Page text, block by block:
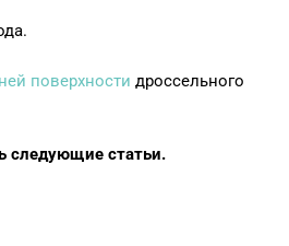
поверхности дроссельного
следующие статьи.